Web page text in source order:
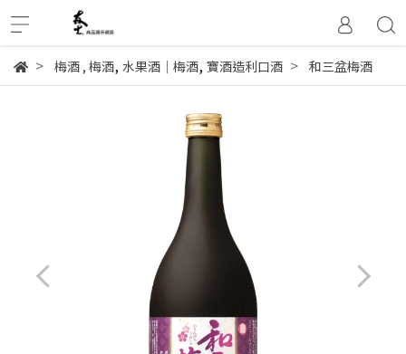
梅酒, 梅酒, 水果酒│梅酒, 寶酒造利口酒 和三盆梅酒